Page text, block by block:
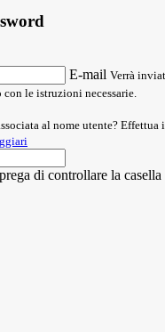
E-mail Verrà
le istruzioni necessarie.
al nome utente? Effettua
di controllare la